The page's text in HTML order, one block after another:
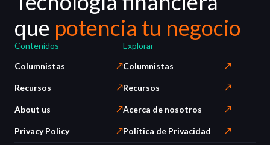
que potencia tu negocio
Contenidos
Columnistas
Recursos
About us
Privacy Policy
Explorar
Columnistas
Recursos
Acerca de nosotros
Política de Privacidad